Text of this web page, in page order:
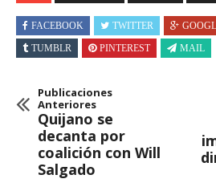
FACEBOOK TWITTER
TUMBLR
PINTEREST MAIL
Publicaciones
Anteriores
Quijano se
decanta por
coalición con Will
Salgado